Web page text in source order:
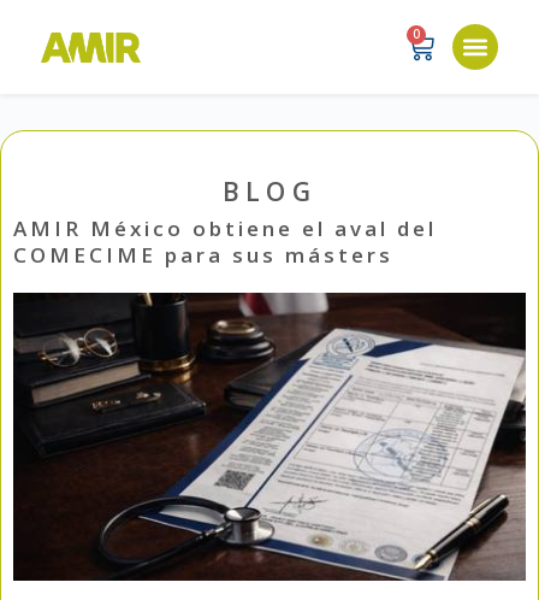
0
BLOG
AMIR México obtiene el aval del
COMECIME para sus másters